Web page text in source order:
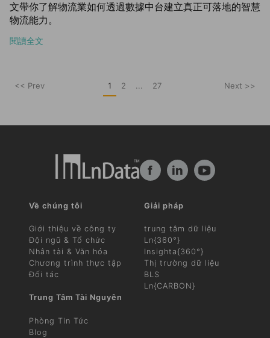
文帶你了解物流業如何透過數據中台建立真正可落地的智慧
物流能力。
閱讀全文
<< Prev 1 2 ... 27 Next >>
f in
Về chúng tôi
Giới thiệu về công ty
Đội ngũ & Tổ chức
Nhân tài & Văn hóa
Chương trình thực tập
Đối tác
Giải pháp
trung tâm dữ liệu
Ln{360°}
Insighta{360°}
Thị trường dữ liệu
BLS
Ln{CARBON}
Trung Tâm Tài Nguyên
Phòng Tin Tức
Blog